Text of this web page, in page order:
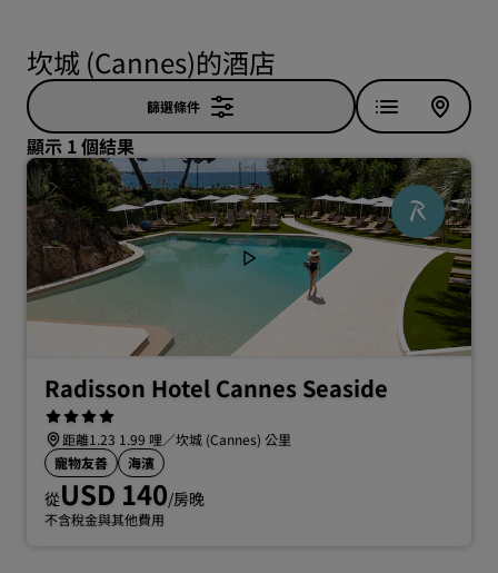
坎城 (Cannes)的酒店
篩選條件
顯示 1 個結果
Radisson Hotel Cannes Seaside
距離1.23 1.99 哩／坎城 (Cannes) 公里
寵物友善
海濱
從USD 140/房晚
不含稅金與其他費用